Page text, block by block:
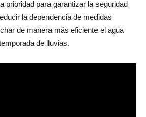
prioridad para garantizar la seguridad
la dependencia de medidas
de manera más eficiente el agua
de lluvias.